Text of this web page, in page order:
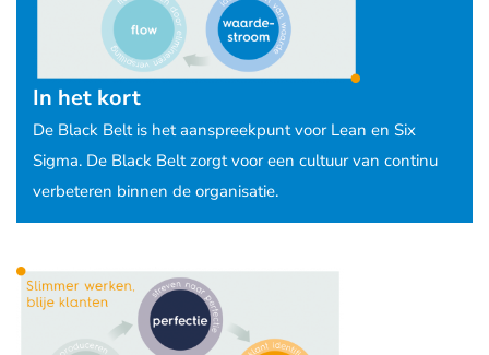
In het kort
De Black Belt is het aanspreekpunt voor Lean en Six
Sigma. De Black Belt zorgt voor een cultuur van continu
verbeteren binnen de organisatie.